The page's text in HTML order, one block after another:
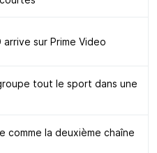
arrive sur Prime Video
tout le sport dans une
comme la deuxième chaîne